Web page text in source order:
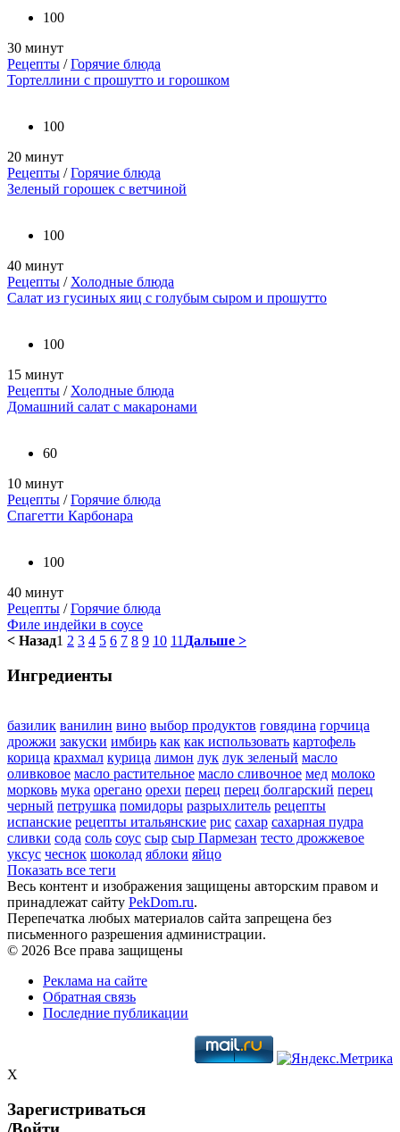
100
30 минут
Рецепты /Горячие блюда
Тортеллини с прошутто и горошком
100
20 минут
Рецепты /Горячие блюда
Зеленый горошек с ветчиной
100
40 минут
Рецепты / Холодные блюда
Салат из гусиных яиц с голубым сыром и прошутто
100
15 минут
Рецепты / Холодные блюда
Домашний салат с макаронами
60
10 минут
Рецепты /Горячие блюда
Спагетти Карбонара
100
40 минут
Рецепты /Горячие блюда
Филе индейки в соусе
< Назад1 2 3 4 5 6 7 8 9 10 11 Дальше >
Ингредиенты
базилик ванилин вино выбор продуктов говядина горчица
дрожжи закуски имбирь как как использовать картофель
корица крахмал курица лимон лук лук зеленый масло
оливковое масло растительное масло сливочное мед молоко
морковь мука орегано орехи перец перец болгарский перец
черный петрушка помидоры разрыхлитель рецепты
испанские рецепты итальянские рис сахар сахарная пудра
сливки сода соль соус сыр сыр Пармезан тесто дрожжевое
уксус чеснок шоколад яблоки яйцо
Показать все теги
Весь контент и изображения защищены авторским правом и
принадлежат сайту PekDom.ru.
Перепечатка любых материалов сайта запрещена без
письменного разрешения администрации.
© 2026 Все права защищены
Реклама на сайте
Обратная связь
Последние публикации
X
Зарегистриваться